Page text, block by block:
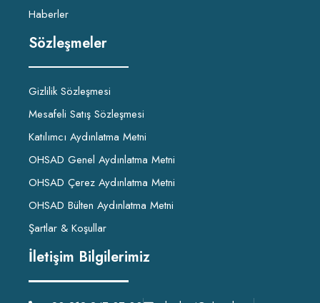
Haberler
Sözleşmeler
Gizlilik Sözleşmesi
Mesafeli Satış Sözleşmesi
Katılımcı Aydınlatma Metni
OHSAD Genel Aydınlatma Metni
OHSAD Çerez Aydınlatma Metni
OHSAD Bülten Aydınlatma Metni
Şartlar & Koşullar
İletişim Bilgilerimiz